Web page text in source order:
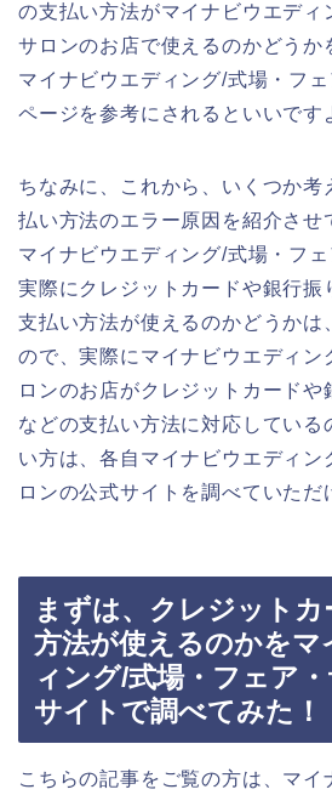
の支払い方法がマイナビウエディ
サロンのお店で使えるのかどうか
マイナビウエディング/式場・フ
ページを参考にされるといいです
ちなみに、これから、いくつか考
払い方法のエラー原因を紹介させ
マイナビウエディング/式場・フ
実際にクレジットカードや銀行振
支払い方法が使えるのかどうかは
ので、実際にマイナビウエディン
ロンのお店がクレジットカードや
などの支払い方法に対応している
い方は、各自マイナビウエディン
ロンの公式サイトを調べていただ
まずは、クレジット
方法が使えるのかをマ
ィング/式場・フェア
サイトで調べてみた！
こちらの記事をご覧の方は、マイ